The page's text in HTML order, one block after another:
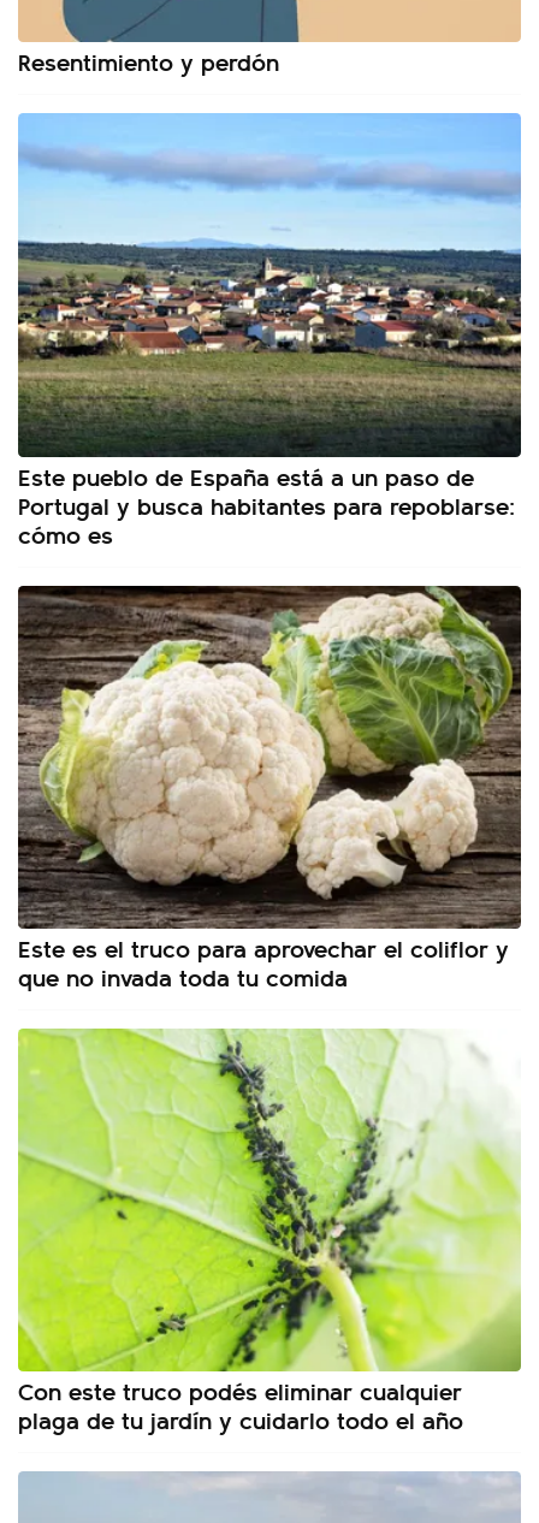
Resentimiento y perdón
Este pueblo de España está a un paso de
Portugal y busca habitantes para repoblarse:
cómo es
Este es el truco para aprovechar el coliflor y
que no invada toda tu comida
Con este truco podés eliminar cualquier
plaga de tu jardín y cuidarlo todo el año